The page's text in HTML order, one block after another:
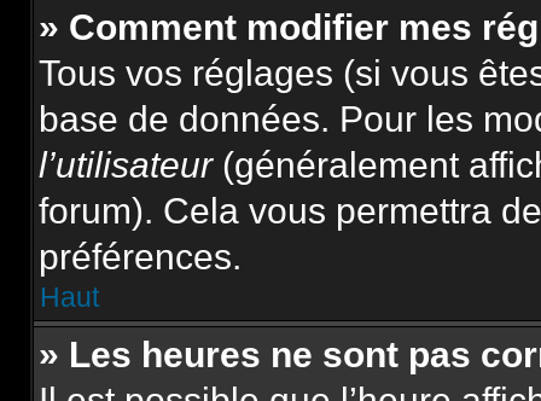
» Comment modifier mes
Tous vos réglages (si vous
base de données. Pour les
l’utilisateur(généralement
forum). Cela vous permettra
préférences.
Haut
» Les heures ne sont pas